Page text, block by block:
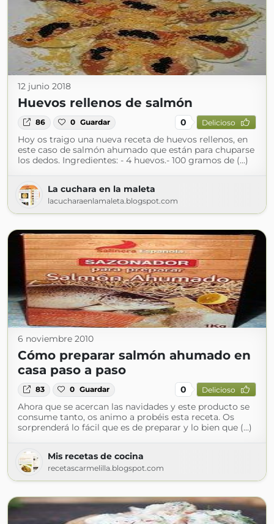
12 junio 2018
Huevos rellenos de salmón
86 0 Guardar 0 Delicioso
Hoy os traigo una nueva receta de huevos rellenos, en
este caso de salmón ahumado que están para chuparse
los dedos. Ingredientes: - 4 huevos.- 100 gramos de (...)
La cuchara en la maleta
lacucharaenlamaleta.blogspot.com
6 noviembre 2010
Cómo preparar salmón ahumado en
casa paso a paso
83 0 Guardar 0 Delicioso
Ahora que se acercan las navidades y este producto se
consume tanto, os animo a probéis esta receta. Os
sorprenderá lo fácil que es de preparar y lo bien que (...)
Mis recetas de cocina
recetascarmelilla.blogspot.com